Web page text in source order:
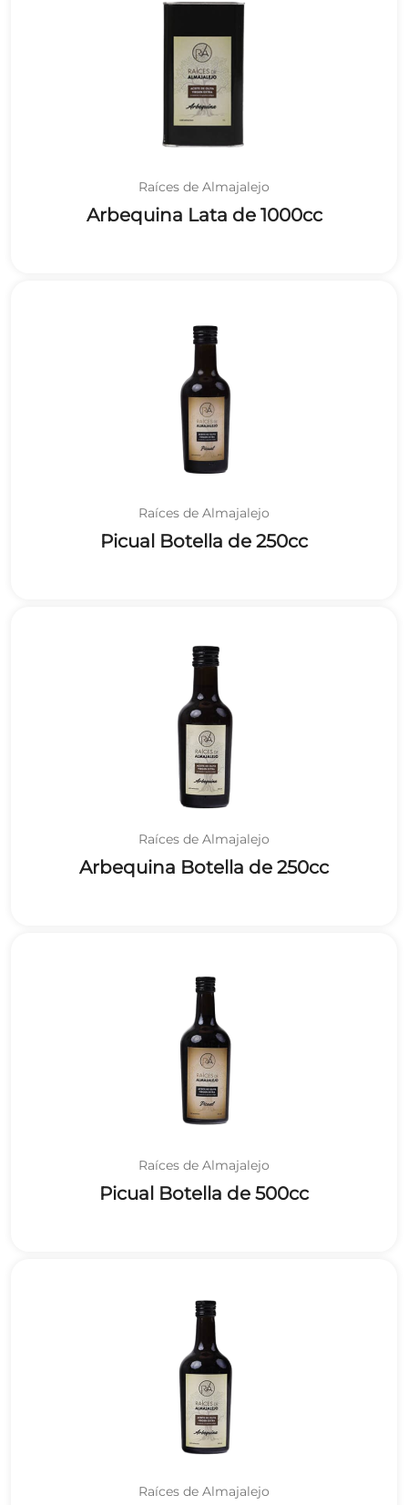
Raíces de Almajalejo
Arbequina Lata de 1000cc
Raíces de Almajalejo
Picual Botella de 250cc
Raíces de Almajalejo
Arbequina Botella de 250cc
Raíces de Almajalejo
Picual Botella de 500cc
Raíces de Almajalejo